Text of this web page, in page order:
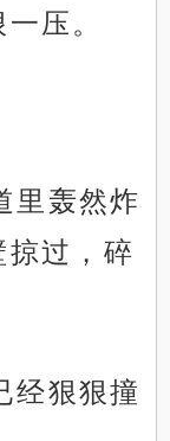
压。
里轰然炸
掠过，碎
经狠狠撞